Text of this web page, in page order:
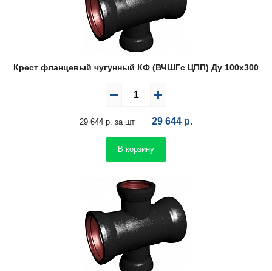
Крест фланцевый чугунный КФ (ВЧШГс ЦПП) Ду 100х300
29 644 р. за шт 29 644 р.
В корзину